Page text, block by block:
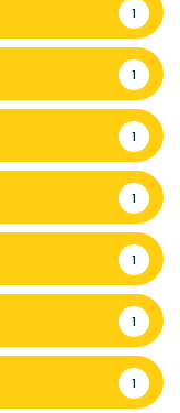
1
1
1
1
1
1
1